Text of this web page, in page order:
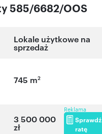
585/6682/OOS
Lokale użytkowe na
sprzedaż
745 m2
3 500 000
zł
Reklama
Sprawdź
ratę